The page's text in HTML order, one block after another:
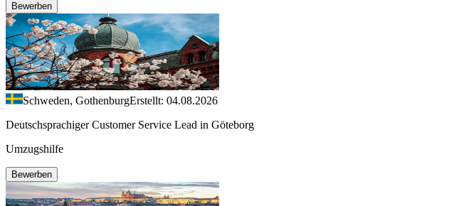
Bewerben
Schweden, GothenburgErstellt: 04.08.2026
Deutschsprachiger Customer Service Lead in Göteborg
Umzugshilfe
Bewerben